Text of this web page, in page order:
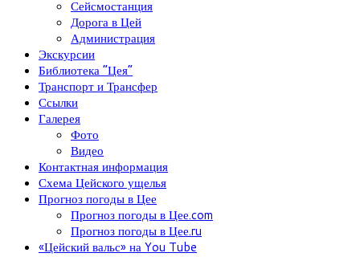
Сейсмостанция
Дорога в Цей
Администрация
Экскурсии
Библиотека “Цея”
Транспорт и Трансфер
Ссылки
Галерея
Фото
Видео
Контактная информация
Схема Цейского ущелья
Прогноз погоды в Цее
Прогноз погоды в Цее.com
Прогноз погоды в Цее.ru
«Цейский вальс» на You Tube